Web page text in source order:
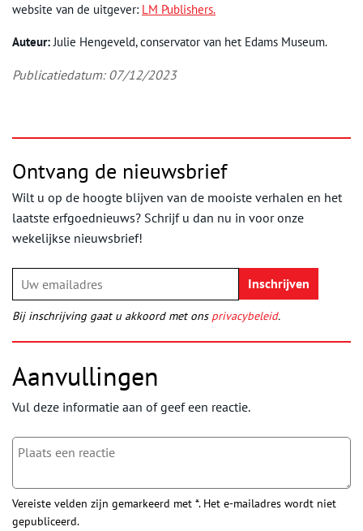
website van de uitgever: LM Publishers.
Auteur: Julie Hengeveld, conservator van het Edams Museum.
Publicatiedatum: 07/12/2023
Ontvang de nieuwsbrief
Wilt u op de hoogte blijven van de mooiste verhalen en het
laatste erfgoednieuws? Schrijf u dan nu in voor onze
wekelijkse nieuwsbrief!
Bij inschrijving gaat u akkoord met ons privacybeleid.
Aanvullingen
Vul deze informatie aan of geef een reactie.
Vereiste velden zijn gemarkeerd met *. Het e-mailadres wordt niet
gepubliceerd.